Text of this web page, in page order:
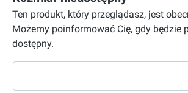
Ten produkt, który przeglądasz, jest
Możemy poinformować Cię, gdy będzie
dostępny.